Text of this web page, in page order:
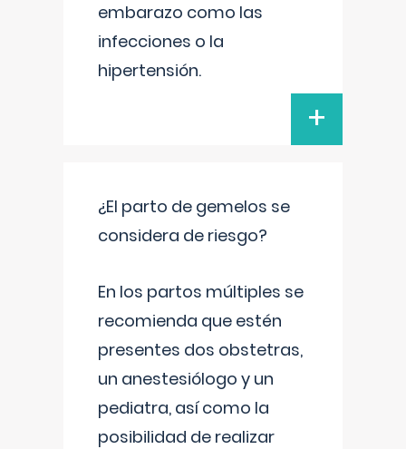
embarazo como las
infecciones o la
hipertensión.
+
¿El parto de gemelos se
considera de riesgo?
En los partos múltiples se
recomienda que estén
presentes dos obstetras,
un anestesiólogo y un
pediatra, así como la
posibilidad de realizar